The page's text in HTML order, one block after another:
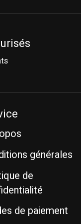
générales
de
de paiement